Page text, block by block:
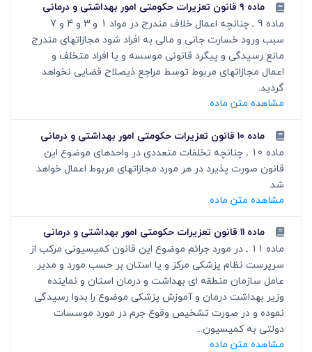
ماده ۹ قانون تعزیرات حکومتی امور بهداشتی و درمانی
ماده 9 ـ چنانچه اعمال خلاف مندرج در مواد 1 و 3 و 4 و 7
سبب ورود خسارت جانی و مالی به افراد شود مجازاتهای مندرج
مانع رسیدگی و پیگرد قانونی موسسه و یا افراد متخلف و
اعمال مجازاتهای مربوط توسط مراجع ذیصلاح قضایی نخواهد
گردید.
مشاهده متن ماده
ماده ۱۰ قانون تعزیرات حکومتی امور بهداشتی و درمانی
ماده 10 ـ چنانچه تخلفات متعددی در واحدهای موضوع این
قانون صورت پذیرد در هر مورد مجازاتهای مربوط اعمال خواهد
شد.
مشاهده متن ماده
ماده ۱۱ قانون تعزیرات حکومتی امور بهداشتی و درمانی
ماده 11 ـ در مورد جرائم موضوع این قانون کمیسیونی مرکب از
سرپرست نظام پزشکی مرکز و یا استان بر حسب مورد و مدیر
عامل سازمان منطقه ای بهداشت و درمان استان و نماینده
وزیر بهداشت درمان و آموزش پزشکی موضوع را بدوا رسیدگی
نموده و در صورت تشخیص وقوع جرم در مورد موسسات
دولتی به کمیسیون...
مشاهده متن ماده